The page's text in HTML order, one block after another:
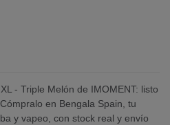
- Triple Melón de IMOMENT: listo
en Bengala Spain, tu
y vapeo, con stock real y envío